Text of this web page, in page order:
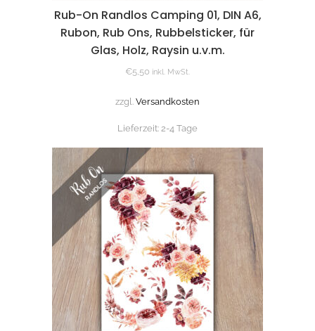
Rub-On Randlos Camping 01, DIN A6,
Rubon, Rub Ons, Rubbelsticker, für
Glas, Holz, Raysin u.v.m.
€5,50 inkl. MwSt.
zzgl. Versandkosten
Lieferzeit: 2-4 Tage